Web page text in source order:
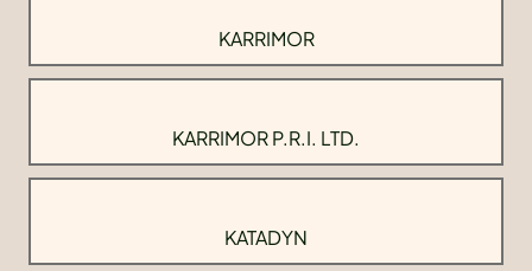
KARRIMOR
KARRIMOR P.R.I. LTD.
KATADYN